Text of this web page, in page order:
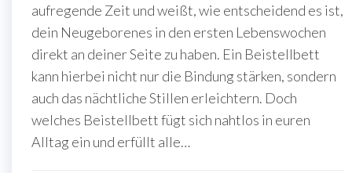
aufregende Zeit und weißt, wie entscheidend es ist,
dein Neugeborenes in den ersten Lebenswochen
direkt an deiner Seite zu haben. Ein Beistellbett
kann hierbei nicht nur die Bindung stärken, sondern
auch das nächtliche Stillen erleichtern. Doch
welches Beistellbett fügt sich nahtlos in euren
Alltag ein und erfüllt alle…